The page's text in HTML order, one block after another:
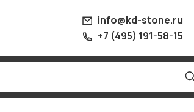
info@kd-stone.ru
+7 (495) 191-58-15